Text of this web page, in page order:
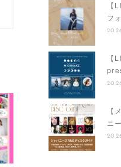
【
フ
【
【
ニ